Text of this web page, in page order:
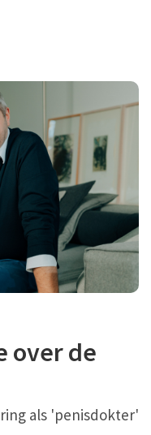
over de
als 'penisdokter'